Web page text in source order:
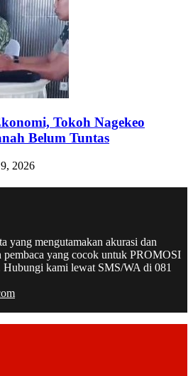
Tokoh Nagekeo
Belum Tuntas
2026
yang mengutamakan akurasi dan
yang cocok untuk PROMOSI
kami lewat SMS/WA di 081